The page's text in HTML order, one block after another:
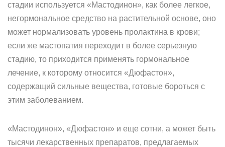
стадии используется «Мастодинон», как более легкое,
негормональное средство на растительной основе, оно
может нормализовать уровень пролактина в крови;
если же мастопатия переходит в более серьезную
стадию, то приходится применять гормональное
лечение, к которому относится «Дюфастон»,
содержащий сильные вещества, готовые бороться с
этим заболеванием.
«Мастодинон», «Дюфастон» и еще сотни, а может быть
тысячи лекарственных препаратов, предлагаемых